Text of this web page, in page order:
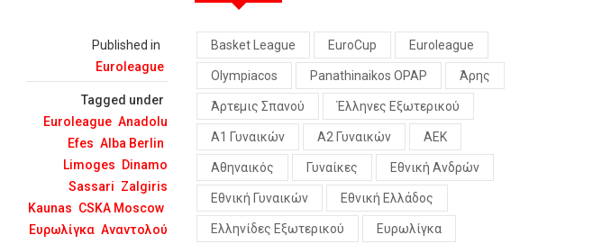
Published in
Euroleague
Tagged under
Euroleague Anadolu
Efes Alba Berlin
Limoges
Dinamo
Sassari Zalgiris
Kaunas CSKA Moscow
Ευρωλίγκα Αναντολού
Basket League EuroCup Euroleague
Olympiacos Panathinaikos OPAP Άρης
Άρτεμις Σπανού Έλληνες Εξωτερικού
Α1 Γυναικών Α2 Γυναικών ΑΕΚ
Αθηναικός Γυναίκες Εθνική Ανδρών
Εθνική Γυναικών Εθνική Ελλάδος
Ελληνίδες Εξωτερικού Ευρωλίγκα